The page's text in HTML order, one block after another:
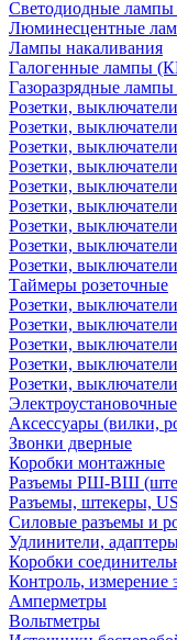
Светодиодные
Люминесцентные
Лампы накаливания
Галогенные лампы
Газоразрядные
Розетки, выключатели
Розетки,
Розетки,
Розетки,
Розетки,
Розетки,
Розетки,
Розетки,
Розетки,
Таймеры розеточные
Розетки,
Розетки,
Розетки,
Розетки,
Розетки,
Аксессуары (вилки,
Звонки дверные
Коробки монтажные
Разъемы РШ-ВШ
Разъемы, штекеры,
Силовые разъемы и
Удлинители,
Коробки
Контроль, измерение
Амперметры
Вольтметры